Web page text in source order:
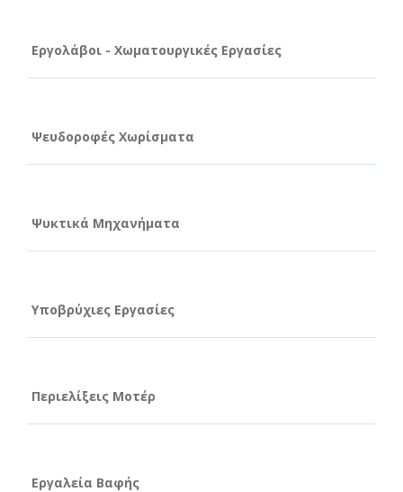
Εργολάβοι - Χωματουργικές Εργασίες
Ψευδοροφές Χωρίσματα
Ψυκτικά Μηχανήματα
Υποβρύχιες Εργασίες
Περιελίξεις Μοτέρ
Εργαλεία Βαφής